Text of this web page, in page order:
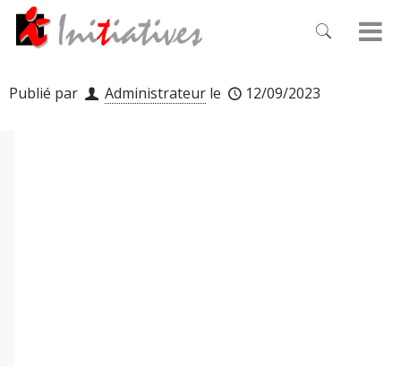
Publié par Administrateur le 12/09/2023